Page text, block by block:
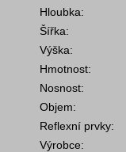
Hloubka:
Šířka:
Výška:
Hmotnost:
Nosnost:
Objem:
Reflexní prvky:
Výrobce: